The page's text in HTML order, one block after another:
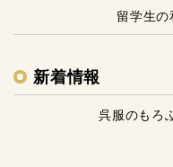
留学生の
新着情報
呉服のもろ